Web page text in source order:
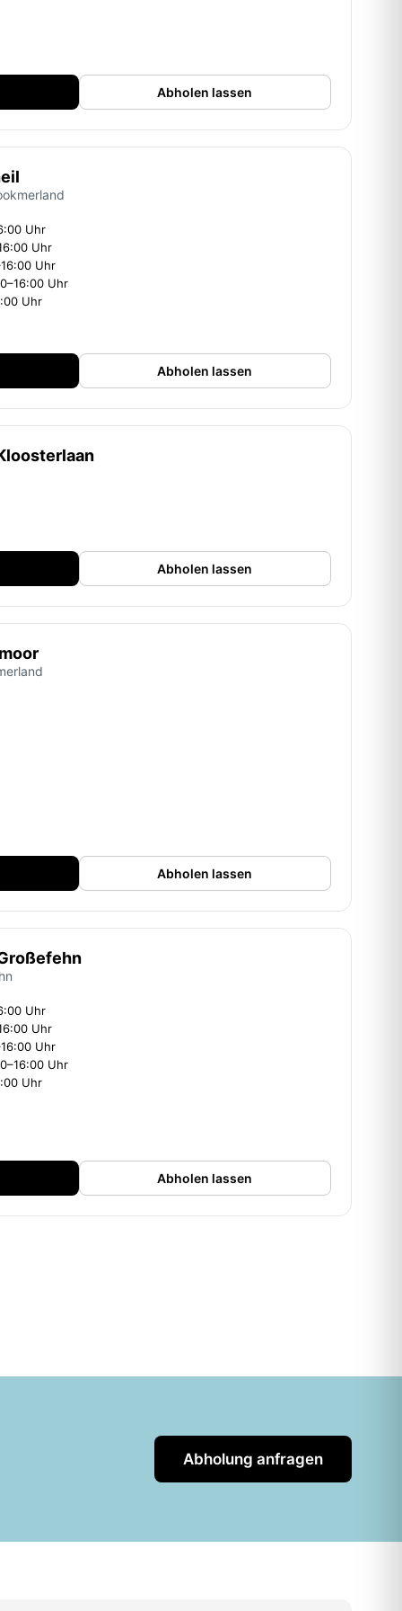
Abholen lassen
Uhr
Uhr
Uhr
Uhr
Uhr
Abholen lassen
Abholen lassen
Abholen lassen
Uhr
Uhr
Uhr
Uhr
Uhr
Abholen lassen
Abholung anfragen